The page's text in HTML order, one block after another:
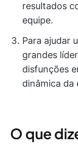
resultados
equipe.
Para ajudar
grandes
disfunções
dinâmica da
O que